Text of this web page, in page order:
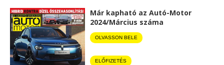
Már kapható az Autó-Motor
2024/Március száma
OLVASSON BELE
ELŐFIZETÉS